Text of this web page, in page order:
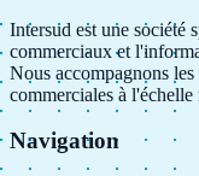
Intersud est une société
commerciaux et
Nous accompagnons
commerciales à
Navigation